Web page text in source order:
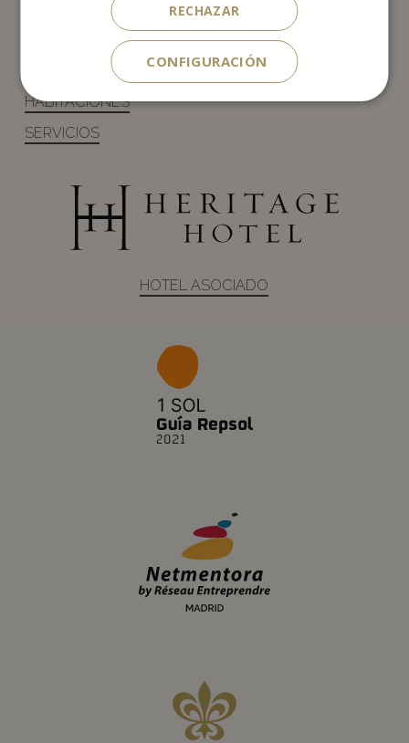
RESERVA HOTEL
RESERVA RESTAURANTE
HABITACIONES
SERVICIOS
HOTEL ASOCIADO
RECHAZAR
CONFIGURACIÓN